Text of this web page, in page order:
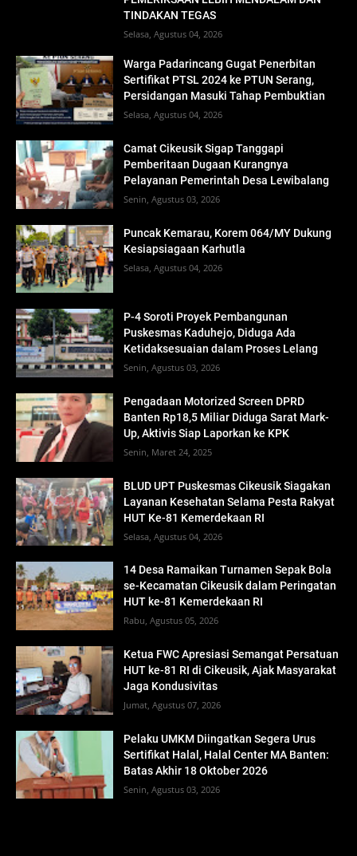
TINDAKAN TEGAS
Selasa, Agustus 04, 2026
Warga Padarincang Gugat Penerbitan
Sertifikat PTSL 2024 ke PTUN Serang,
Persidangan Masuki Tahap Pembuktian
Selasa, Agustus 04, 2026
Camat Cikeusik Sigap Tanggapi
Pemberitaan Dugaan Kurangnya
Pelayanan Pemerintah Desa Lewibalang
Senin, Agustus 03, 2026
Puncak Kemarau, Korem 064/MY Dukung
Kesiapsiagaan Karhutla
Selasa, Agustus 04, 2026
P-4 Soroti Proyek Pembangunan
Puskesmas Kaduhejo, Diduga Ada
Ketidaksesuaian dalam Proses Lelang
Senin, Agustus 03, 2026
Pengadaan Motorized Screen DPRD
Banten Rp18,5 Miliar Diduga Sarat Mark-
Up, Aktivis Siap Laporkan ke KPK
Senin, Maret 24, 2025
BLUD UPT Puskesmas Cikeusik Siagakan
Layanan Kesehatan Selama Pesta Rakyat
HUT Ke-81 Kemerdekaan RI
Selasa, Agustus 04, 2026
14 Desa Ramaikan Turnamen Sepak Bola
se-Kecamatan Cikeusik dalam Peringatan
HUT ke-81 Kemerdekaan RI
Rabu, Agustus 05, 2026
Ketua FWC Apresiasi Semangat Persatuan
HUT ke-81 RI di Cikeusik, Ajak Masyarakat
Jaga Kondusivitas
Jumat, Agustus 07, 2026
Pelaku UMKM Diingatkan Segera Urus
Sertifikat Halal, Halal Center MA Banten:
Batas Akhir 18 Oktober 2026
Senin, Agustus 03, 2026